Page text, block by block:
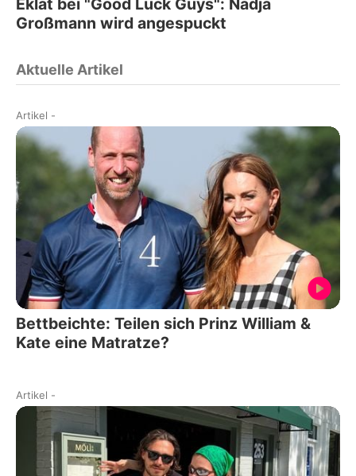
Eklat bei "Good Luck Guys": Nadja
Großmann wird angespuckt
Aktuelle Artikel
Artikel -
Bettbeichte: Teilen sich Prinz William &
Kate eine Matratze?
Artikel -